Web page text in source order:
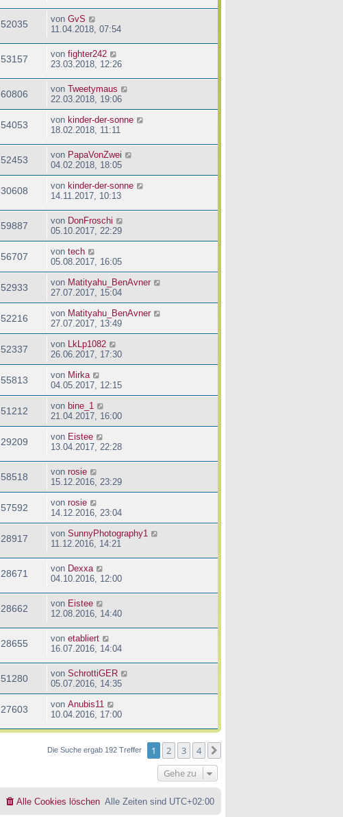
52035 von GvS
11.04.2018, 07:54
53157 von fighter242
23.03.2018, 12:26
60806 von Tweetymaus
22.03.2018, 19:06
54053 von kinder-der-sonne
18.02.2018, 11:11
52453 von PapaVonZwei
04.02.2018, 18:05
30608 von kinder-der-sonne
14.11.2017, 10:13
59887 von DonFroschi
05.10.2017, 22:29
56707 von tech
05.08.2017, 16:05
52933 von Matityahu_BenAvner
27.07.2017, 15:04
52216 von Matityahu_BenAvner
27.07.2017, 13:49
52337 von
LkLp1082
26.06.2017, 17:30
55813 von Mirka
04.05.2017, 12:15
51212 von bine_1
21.04.2017, 16:00
29209 von Eistee
13.04.2017, 22:28
58518 von rosie
15.12.2016, 23:29
57592 von rosie
14.12.2016, 23:04
28917 von SunnyPhotography1
11.12.2016, 14:21
28671 von Dexxa
04.10.2016, 12:00
28662 von Eistee
12.08.2016, 14:40
28655 von etabliert
16.07.2016, 14:04
51280 von SchrottiGER
05.07.2016, 14:35
27603 von Anubis11
10.04.2016, 17:00
Die Suche ergab 192 Treffer 1 2 3 4
Gehe zu
Alle Zeiten sind UTC+02:00
Alle Cookies löschen